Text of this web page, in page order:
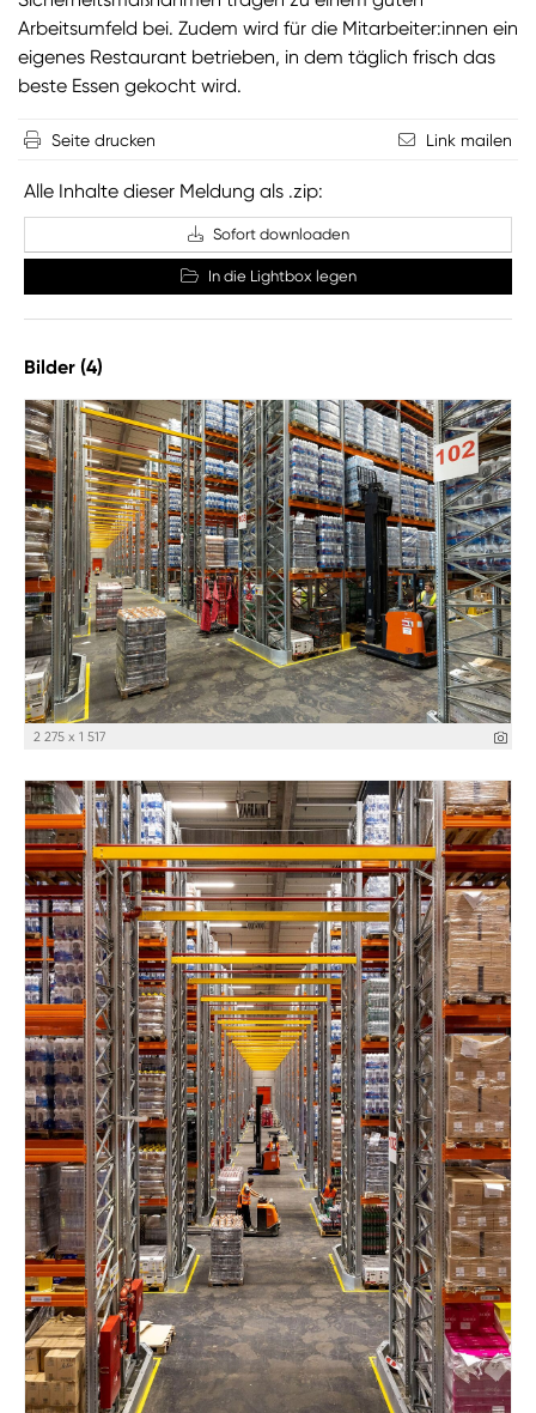
Arbeitsumfeld bei. Zudem wird für die Mitarbeiter:innen ein
eigenes Restaurant betrieben, in dem täglich frisch das
beste Essen gekocht wird.
Seite drucken Link mailen
Alle Inhalte dieser Meldung als .zip:
Sofort downloaden
In die Lightbox legen
Bilder (4)
2 275 x 1 517